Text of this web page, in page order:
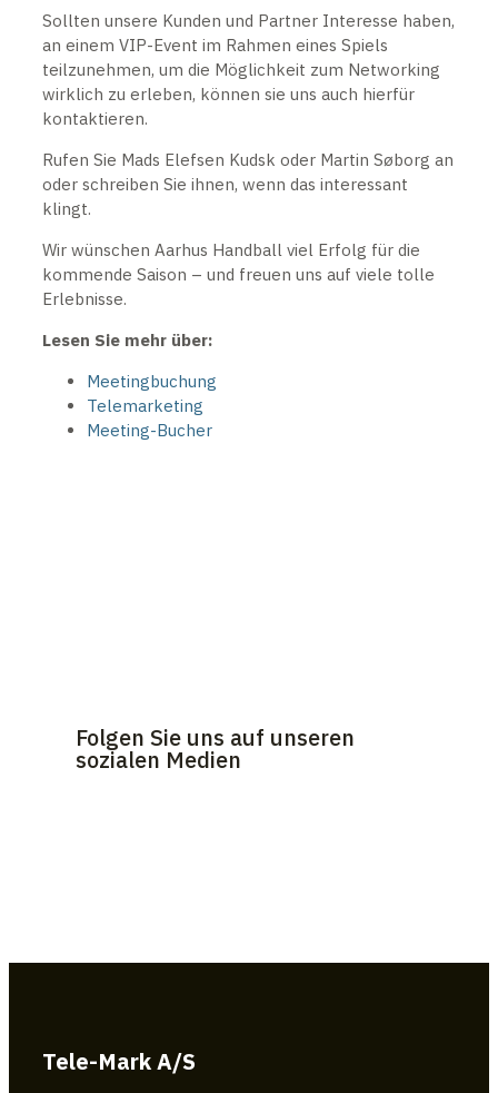
Sollten unsere Kunden und Partner Interesse haben,
an einem VIP-Event im Rahmen eines Spiels
teilzunehmen, um die Möglichkeit zum Networking
wirklich zu erleben, können sie uns auch hierfür
kontaktieren.
Rufen Sie Mads Elefsen Kudsk oder Martin Søborg an
oder schreiben Sie ihnen, wenn das interessant
klingt.
Wir wünschen Aarhus Handball viel Erfolg für die
kommende Saison – und freuen uns auf viele tolle
Erlebnisse.
Lesen Sie mehr über:
Meetingbuchung
Telemarketing
Meeting-Bucher
Folgen Sie uns auf unseren
sozialen Medien
Tele-Mark A/S